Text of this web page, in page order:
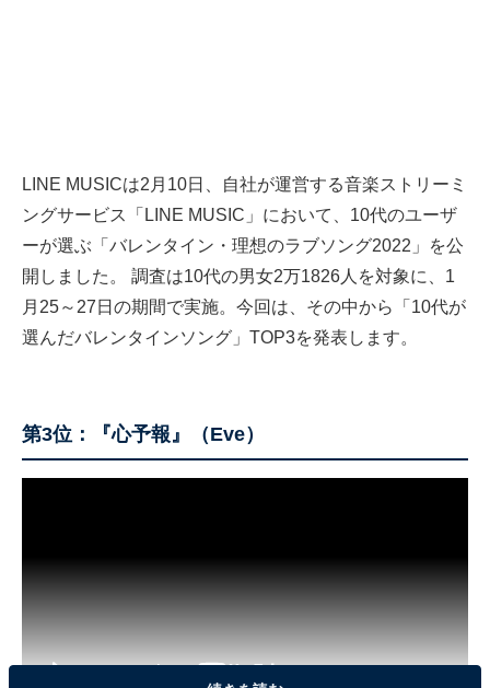
LINE MUSICは2月10日、自社が運営する音楽ストリーミ
ングサービス「LINE MUSIC」において、10代のユーザ
ーが選ぶ「バレンタイン・理想のラブソング2022」を公
開しました。 調査は10代の男女2万1826人を対象に、1
月25～27日の期間で実施。今回は、その中から「10代が
選んだバレンタインソング」TOP3を発表します。
第3位：『心予報』（Eve）